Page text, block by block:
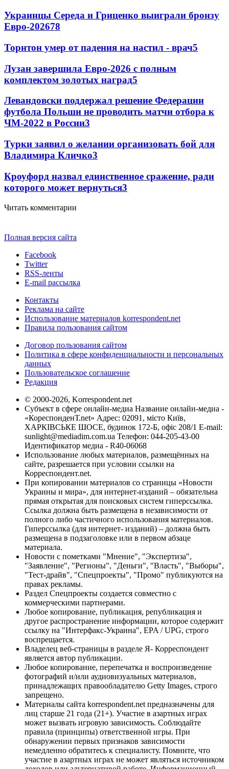
Украинцы Середа и Гриценко выиграли бронзу
Евро-202678
Торнтон умер от падения на настил - врач5
Лузан завершила Евро-2026 с полным
комплектом золотых наград5
Левандовски поддержал решение Федерации
футбола Польши не проводить матчи отбора к
ЧМ-2022 в России3
Турки заявил о желании организовать бой для
Владимира Кличко3
Кроуфорд назвал единственное сражение, ради
которого может вернуться3
Читать комментарии
Полная версия сайта
Facebook
Twitter
RSS-ленты
E-mail рассылка
Контакты
Реклама на сайте
Использование материалов korrespondent.net
Правила пользования сайтом
Договор пользования сайтом
Политика в сфере конфиденциальности и персональных
данных
Пользовательское соглашение
Редакция
© 2000-2026, Korrespondent.net
Субъект в сфере онлайн-медиа Название онлайн-медиа -
«КореспонденТ.net» Адрес: 02091, місто Київ,
ХАРКІВСЬКЕ ШОСЕ, будинок 172-Б, офіс 208/1 E-mail:
sunlight@mediadim.com.ua Телефон: 044-205-43-00
Идентификатор медиа - R40-06068
Использование любых материалов, размещённых на
сайте, разрешается при условии ссылки на
Корреспондент.net.
При копировании материалов со страницы «Новости
Украины и мира», для интернет-изданий – обязательна
прямая открытая для поисковых систем гиперссылка.
Ссылка должна быть размещена в независимости от
полного либо частичного использования материалов.
Гиперссылка (для интернет- изданий) – должна быть
размещена в подзаголовке или в первом абзаце
материала.
Новости с пометками "Мнение", "Экспертиза",
"Заявление", "Регионы", "Деньги", "Власть", "Выборы",
"Тест-драйв", "Спецпроекты", "Промо" публикуются на
правах рекламы.
Раздел Спецпроекты создается совместно с
коммерческими партнерами.
Любое копирование, публикация, републикация и
другое распространение информации, которое содержит
ссылку на "Интерфакс-Украина", EPA / UPG, строго
воспрещается.
Владелец веб-страницы в разделе Я- Корреспондент
является автор публикации.
Любое копирование, перепечатка и воспроизведение
фотографий и/или аудиовизуальных материалов,
принадлежащих правообладателю Getty Images, строго
запрещено.
Материалы сайта korrespondent.net предназначены для
лиц старше 21 года (21+). Участие в азартных играх
может вызвать игровую зависимость. Соблюдайте
правила (принципы) ответственной игры. При
обнаружении первых признаков зависимости
немедленно обратитесь к специалисту. Помните, что
участие в азартных играх не может являться источником